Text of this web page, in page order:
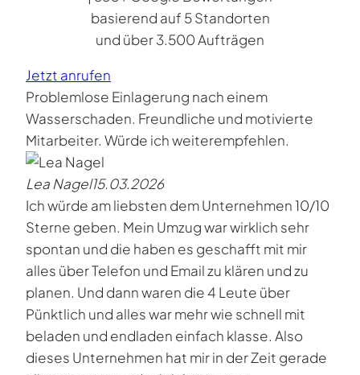
basierend auf 5 Standorten
und über 3.500 Aufträgen
Jetzt anrufen
Problemlose Einlagerung nach einem
Wasserschaden. Freundliche und motivierte
Mitarbeiter. Würde ich weiterempfehlen.
Lea Nagel15.03.2026
Ich würde am liebsten dem Unternehmen 10/10
Sterne geben. Mein Umzug war wirklich sehr
spontan und die haben es geschafft mit mir
alles über Telefon und Email zu klären und zu
planen. Und dann waren die 4 Leute über
Pünktlich und alles war mehr wie schnell mit
beladen und endladen einfach klasse. Also
dieses Unternehmen hat mir in der Zeit gerade